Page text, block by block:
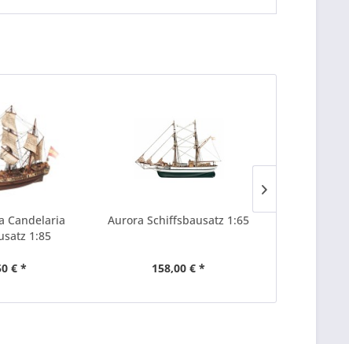
Candelaria
1:85
€ *
Aurora Schiffsbausatz 1:65
158,00 € *